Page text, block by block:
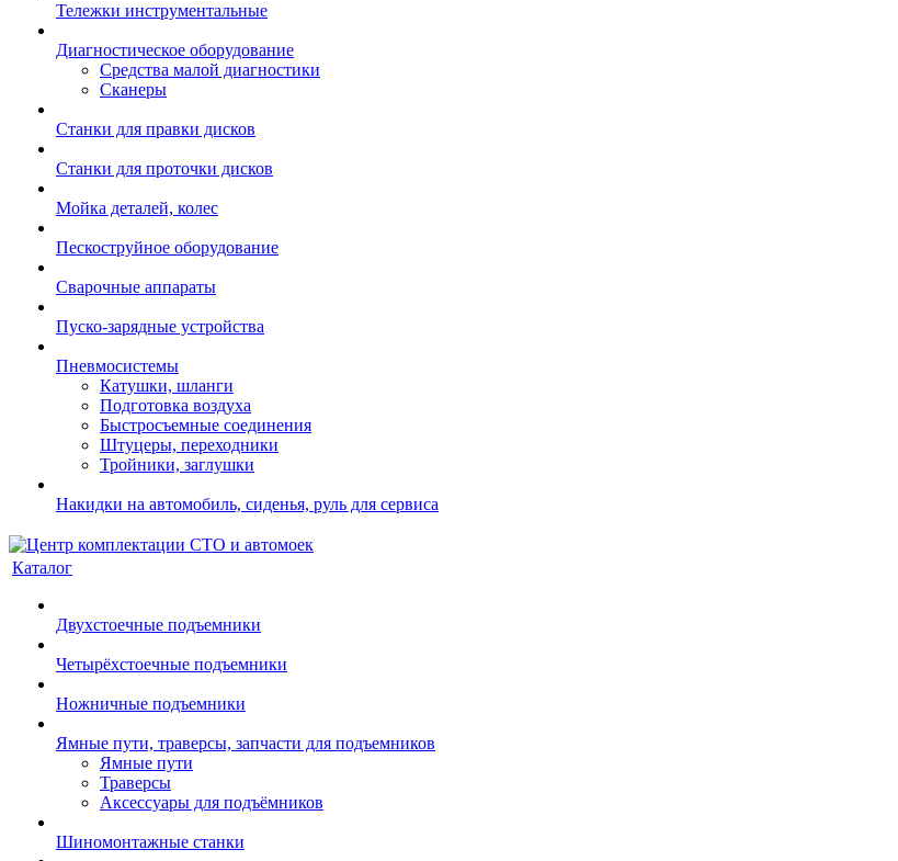
Тележки инструментальные
Диагностическое оборудование
Средства малой диагностики
Сканеры
Станки для правки дисков
Станки для проточки дисков
Мойка деталей, колес
Пескоструйное оборудование
Сварочные аппараты
Пуско-зарядные устройства
Пневмосистемы
Катушки, шланги
Подготовка воздуха
Быстросъемные соединения
Штуцеры, переходники
Тройники, заглушки
Накидки на автомобиль, сиденья, руль для сервиса
Каталог
Двухстоечные подъемники
Четырёхстоечные подъемники
Ножничные подъемники
Ямные пути, траверсы, запчасти для подъемников
Ямные пути
Траверсы
Аксессуары для подъёмников
Шиномонтажные станки